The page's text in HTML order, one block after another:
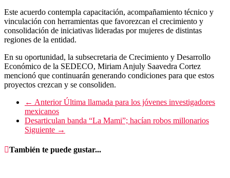
Este acuerdo contempla capacitación, acompañamiento técnico y
vinculación con herramientas que favorezcan el crecimiento y
consolidación de iniciativas lideradas por mujeres de distintas
regiones de la entidad.
En su oportunidad, la subsecretaria de Crecimiento y Desarrollo
Económico de la SEDECO, Miriam Anjuly Saavedra Cortez
mencionó que continuarán generando condiciones para que estos
proyectos crezcan y se consoliden.
← AnteriorÚltima llamada para los jóvenes investigadores
mexicanos
Desarticulan banda “La Mami”; hacían robos millonarios
Siguiente →
También te puede gustar...